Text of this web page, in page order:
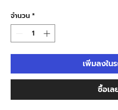
จำนวน *
เพิ่มลงใน
ซื้อเล